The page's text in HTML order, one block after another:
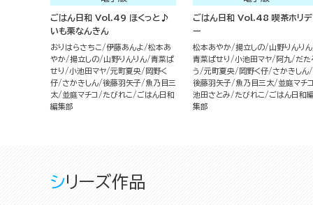
ごはん日和 Vol.49 ほくっと♪
いも栗なんきん
おりはらさちこ 伊藤あんよ
松本あ
やか
揚立しの 山野りんりん 青菜ぱ
せり
小池田マヤ 元町夏央
岡野く
仔 さかきしん 後藤羽矢子
魚乃目三
太
並庭マチコ たびれこ
ごはん日和
編集部
ごはん日和 Vol.48 喫茶ホリデ
ー
松本あやか 揚立しの
山野りんりん
青菜ぱせり
小池田マヤ 阿九
だた
う
元町夏央 岡野く仔 さかきしん
後藤羽矢子
魚乃目三太
並庭マチ
池田さとみ
たびれこ
ごはん日和
集部
シリーズ作品